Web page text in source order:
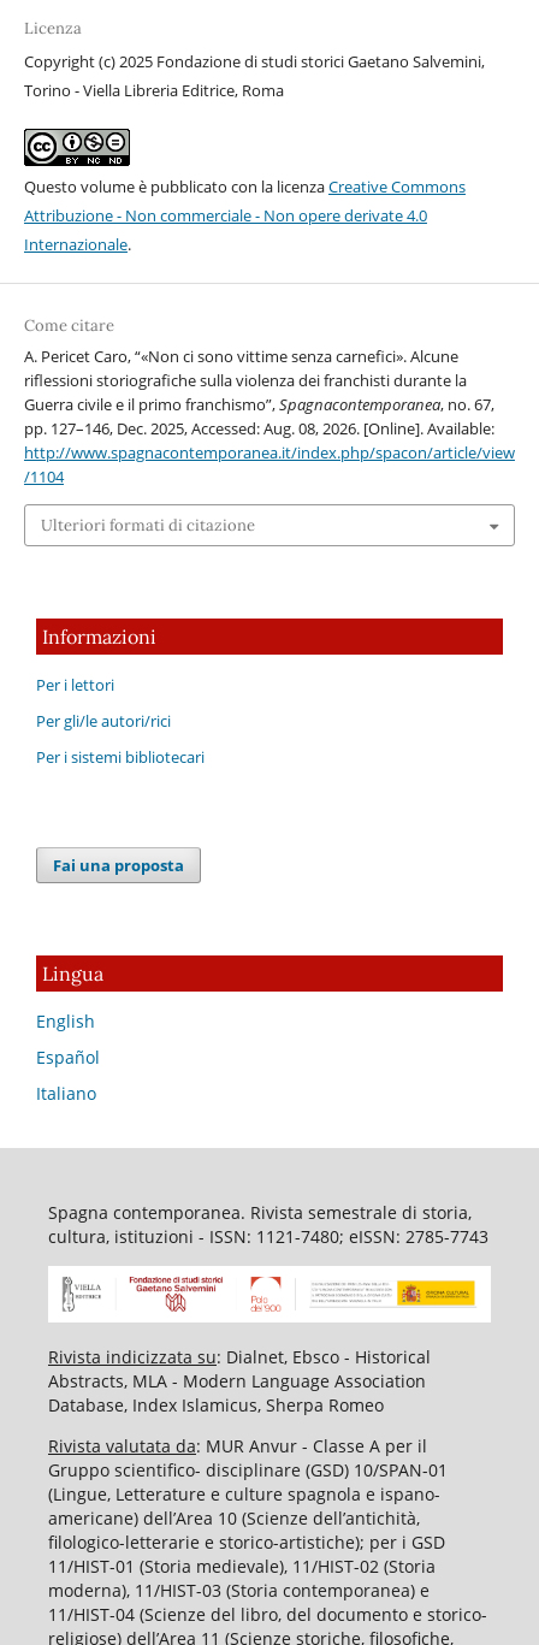
Licenza
Copyright (c) 2025 Fondazione di studi storici Gaetano Salvemini,
Torino - Viella Libreria Editrice, Roma
Questo volume è pubblicato con la licenzaCreative Commons
Attribuzione - Non commerciale - Non opere derivate 4.0
Internazionale.
Come citare
A. Pericet Caro, “«Non ci sono vittime senza carnefici». Alcune
riflessioni storiografiche sulla violenza dei franchisti durante la
Guerra civile e il primo franchismo”,Spagnacontemporanea, no. 67,
pp. 127–146, Dec. 2025, Accessed: Aug. 08, 2026. [Online]. Available:
http://www.spagnacontemporanea.it/index.php/spacon/article/view
/1104
Ulteriori formati di citazione
Informazioni
Per i lettori
Per gli/le autori/rici
Per i sistemi bibliotecari
Fai una proposta
Lingua
English
Español
Italiano
Spagna contemporanea. Rivista semestrale di storia,
cultura, istituzioni - ISSN: 1121-7480; eISSN: 2785-7743
Rivista indicizzata su: Dialnet, Ebsco - Historical
Abstracts, MLA - Modern Language Association
Database, Index Islamicus, Sherpa Romeo
Rivista valutata da: MUR Anvur - Classe A per il
Gruppo scientifico- disciplinare (GSD) 10/SPAN-01
(Lingue, Letterature e culture spagnola e ispano-
americane) dell’Area 10 (Scienze dell’antichità,
filologico-letterarie e storico-artistiche); per i GSD
11/HIST-01 (Storia medievale), 11/HIST-02 (Storia
moderna), 11/HIST-03 (Storia contemporanea) e
11/HIST-04 (Scienze del libro, del documento e storico-
religiose) dell’Area 11 (Scienze storiche, filosofiche,